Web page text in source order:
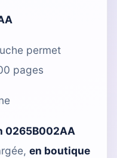
permet
pages
0265B002AA
en boutique